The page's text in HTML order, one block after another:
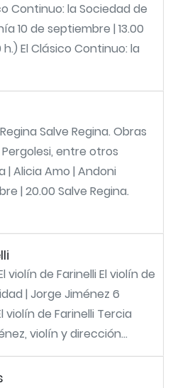
Continuo: la Sociedad de
10 de septiembre | 13.00
h.) El Clásico Continuo: la
Salve Regina. Obras
entre otros
| Alicia Amo | Andoni
| 20.00 Salve Regina.
violín de Farinelli El violín de
| Jorge Jiménez 6
violín de Farinelli Tercia
violín y dirección...